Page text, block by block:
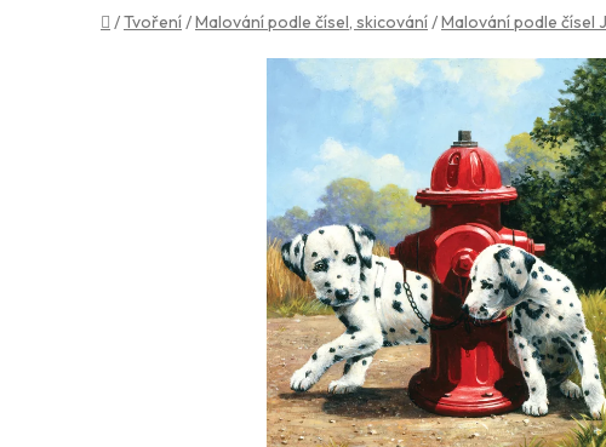
Domů
/Tvoření/Malování podle čísel, skicování/Malování podle čísel